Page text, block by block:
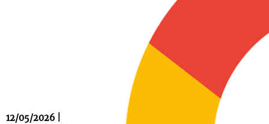
12/05/2026 |